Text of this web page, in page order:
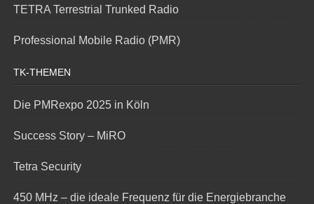
TETRA Terrestrial Trunked Radio
Professional Mobile Radio (PMR)
TK-THEMEN
Die PMRexpo 2025 in Köln
Success Story – MiRO
Tetra Security
450 MHz – die ideale Frequenz für die Energiebranche